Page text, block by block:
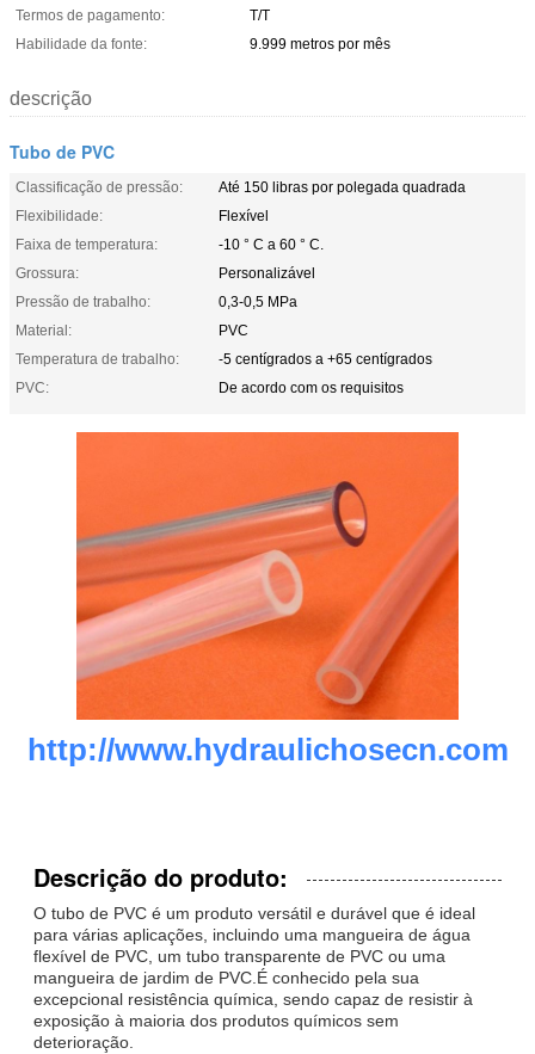
Termos de pagamento:
T/T
Habilidade da fonte:
9.999 metros por mês
descrição
Tubo de PVC
Classificação de pressão:
Até 150 libras por polegada quadrada
Flexibilidade:
Flexível
Faixa de temperatura:
-10 ° C a 60 ° C.
Grossura:
Personalizável
Pressão de trabalho:
0,3-0,5 MPa
Material:
PVC
Temperatura de trabalho:
-5 centígrados a +65 centígrados
PVC:
De acordo com os requisitos
http://www.hydraulichosecn.com
Descrição do produto:
O tubo de PVC é um produto versátil e durável que é ideal
para várias aplicações, incluindo uma mangueira de água
flexível de PVC, um tubo transparente de PVC ou uma
mangueira de jardim de PVC.É conhecido pela sua
excepcional resistência química, sendo capaz de resistir à
exposição à maioria dos produtos químicos sem
deterioração.